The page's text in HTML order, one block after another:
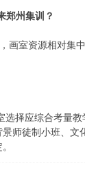
郑州集训？
画室资源相对集
选择应综合考量
师徒制小班、